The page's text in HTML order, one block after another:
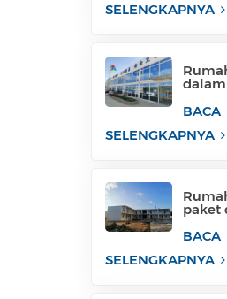
SELENGKAPNYA
BACA
SELENGKAPNYA
paket
kemas
BACA
SELENGKAPNYA